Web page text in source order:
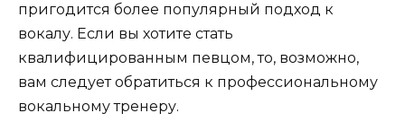
пригодится более популярный подход к
вокалу. Если вы хотите стать
квалифицированным певцом, то, возможно,
вам следует обратиться к профессиональному
вокальному тренеру.